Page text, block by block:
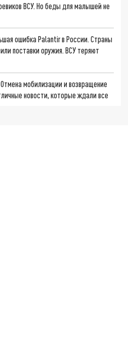
ВСУ. Но беды для малышей не
ошибка Palantir в России. Страны
поставки оружия. ВСУ теряют
мобилизации и возвращение
новости, которые ждали все